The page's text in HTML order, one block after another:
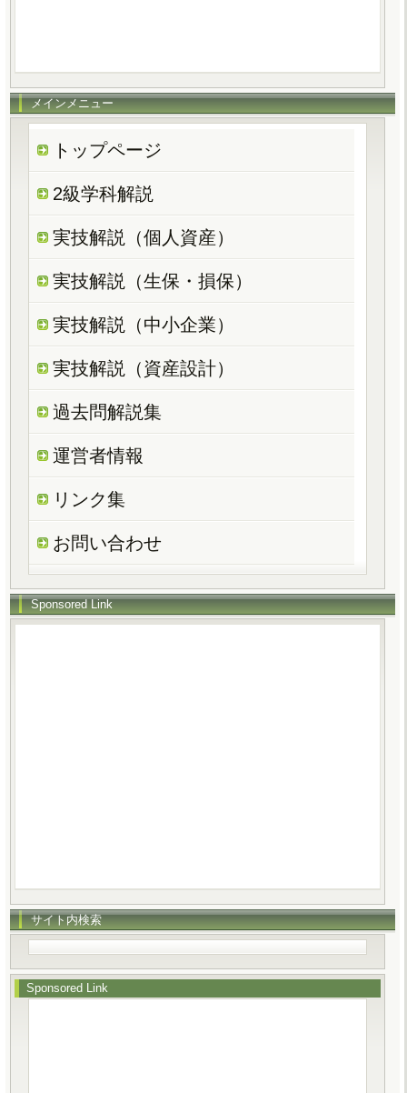
メインメニュー
トップページ
2級学科解説
実技解説（個人資産）
実技解説（生保・損保）
実技解説（中小企業）
実技解説（資産設計）
過去問解説集
運営者情報
リンク集
お問い合わせ
Sponsored Link
サイト内検索
Sponsored Link